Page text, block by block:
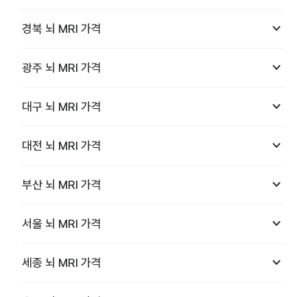
경북 뇌 MRI 가격 keyboard_arrow_down
광주 뇌 MRI 가격 keyboard_arrow_down
대구 뇌 MRI 가격 keyboard_arrow_down
대전 뇌 MRI 가격 keyboard_arrow_down
부산 뇌 MRI 가격 keyboard_arrow_down
서울 뇌 MRI 가격 keyboard_arrow_down
세종 뇌 MRI 가격 keyboard_arrow_down